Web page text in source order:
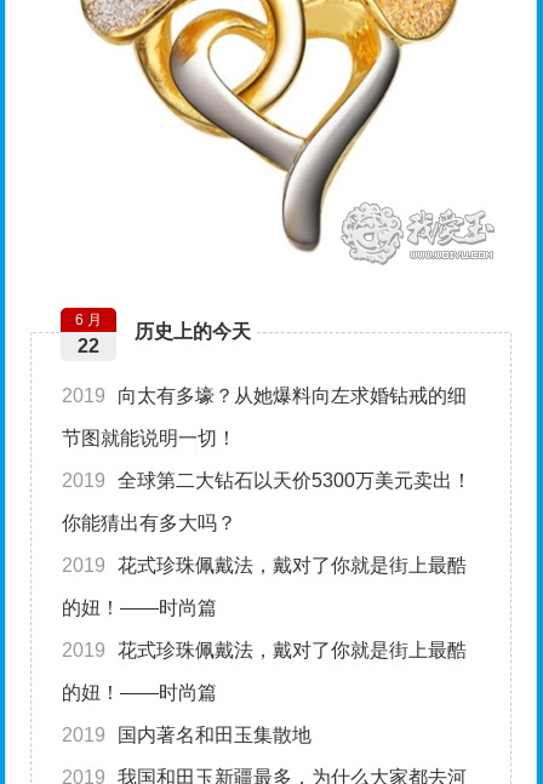
历史上的今天
6 月
22
2019 向太有多壕？从她爆料向左求婚钻戒的细
节图就能说明一切！
2019 全球第二大钻石以天价5300万美元卖出！
你能猜出有多大吗？
2019 花式珍珠佩戴法，戴对了你就是街上最酷
的妞！——时尚篇
2019 花式珍珠佩戴法，戴对了你就是街上最酷
的妞！——时尚篇
2019 国内著名和田玉集散地
2019 我国和田玉新疆最多，为什么大家都去河